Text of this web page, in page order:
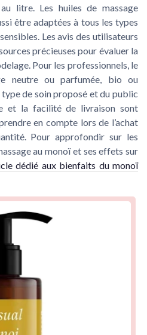
litre. Les huiles de massage
être adaptées à tous les types
Les avis des utilisateurs
précieuses pour évaluer la
Pour les professionnels, le
neutre ou parfumée, bio ou
de soin proposé et du public
et la facilité de livraison sont
en compte lors de l’achat
Pour approfondir sur les
au monoï et ses effets sur
dédié aux bienfaits du monoï